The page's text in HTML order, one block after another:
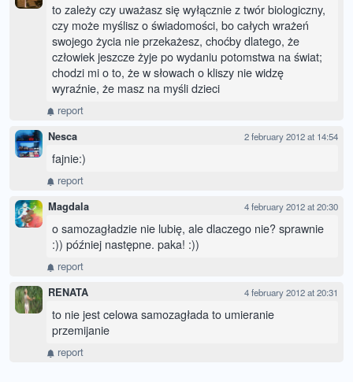
to zależy czy uważasz się wyłącznie z twór biologiczny,
czy może myślisz o świadomości, bo całych wrażeń
swojego życia nie przekażesz, choćby dlatego, że
człowiek jeszcze żyje po wydaniu potomstwa na świat;
chodzi mi o to, że w słowach o kliszy nie widzę
wyraźnie, że masz na myśli dzieci
report
Nesca 2 february 2012 at 14:54
fajnie:)
report
Magdala 4 february 2012 at 20:30
o samozagładzie nie lubię, ale dlaczego nie? sprawnie
:)) później następne. paka! :))
report
RENATA 4 february 2012 at 20:31
to nie jest celowa samozagłada to umieranie
przemijanie
report